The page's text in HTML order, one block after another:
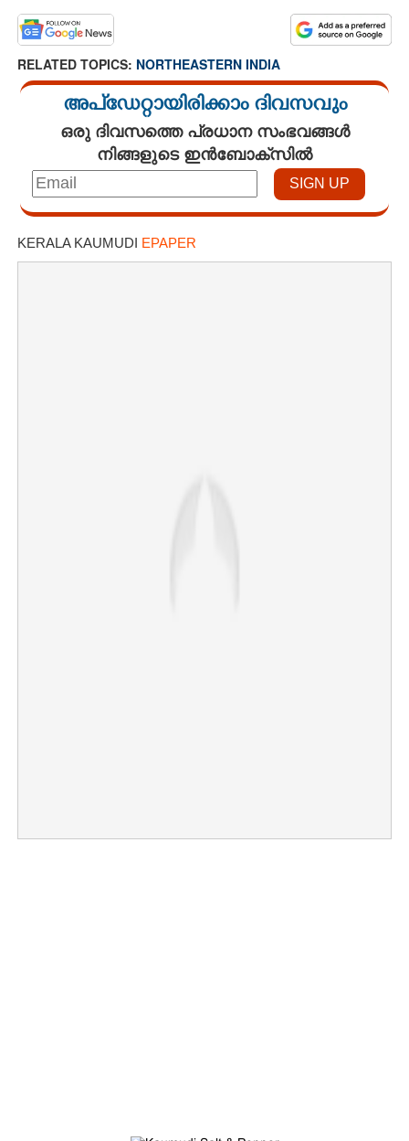
RELATED TOPICS: NORTHEASTERN INDIA
അപ്ഡേറ്റായിരിക്കാം ദിവസവും
ഒരു ദിവസത്തെ പ്രധാന സംഭവങ്ങൾ
നിങ്ങളുടെ ഇൻബോക്സിൽ
KERALA KAUMUDI EPAPER